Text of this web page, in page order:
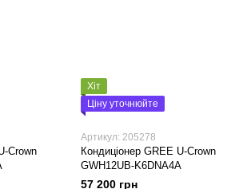
Crown
Хіт
Ціну уточнюйте
Артикул: 205278
Кондиціонер GREE U-Crown
GWH12UB-K6DNA4A
57 200 грн